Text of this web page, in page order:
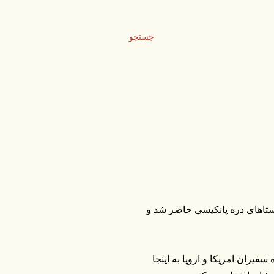
جستجو
یکی از روستاهای دره پانکیسی حاضر شد و
امریکا و اروپا به اینجا